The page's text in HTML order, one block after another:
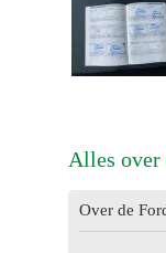
Alles over
Over de